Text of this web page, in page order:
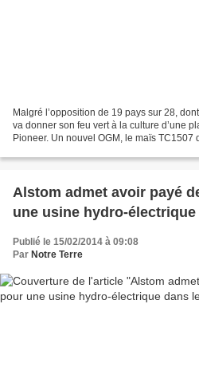
Malgré l’opposition de 19 pays sur 28,
va donner son feu vert à la culture d’une
Pioneer. Un nouvel OGM, le maïs
Alstom admet avoir payé
une usine hydro-
Publié le 15/02/2014 à 09:08
Par Notre Terre